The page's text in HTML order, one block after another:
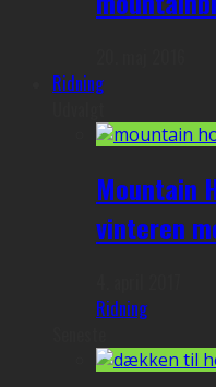
Ridning
Mountain
vinteren
Ridning